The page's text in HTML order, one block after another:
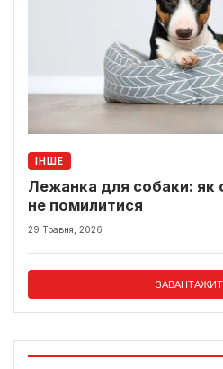
ІНШЕ
Лежанка для собаки: як
не помилитися
29 Травня, 2026